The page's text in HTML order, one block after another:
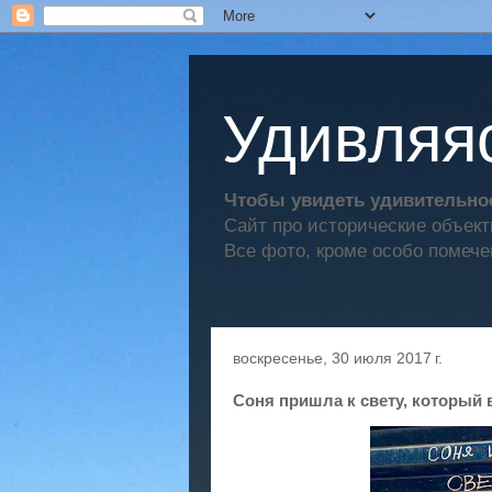
Чтобы увидеть
Сайт про исторические
Все фото, кроме особо
воскресенье, 30 июля 2017 г.
Соня пришла к свету, который